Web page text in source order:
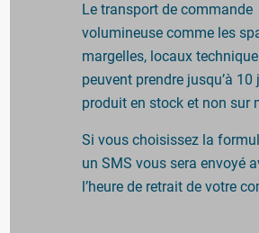
Le transport de commande
volumineuse comme les
margelles, locaux
peuvent prendre jusqu’à 10
produit en stock et non sur
Si vous choisissez la
un SMS vous sera envoyé
l’heure de retrait de votre